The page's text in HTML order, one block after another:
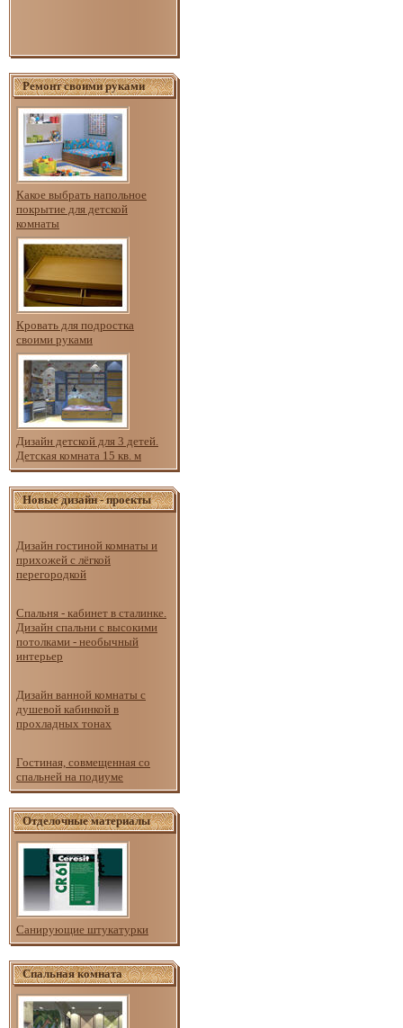
Ремонт своими руками
Какое выбрать напольное
покрытие для детской
комнаты
Кровать для подростка
своими руками
Дизайн детской для 3 детей.
Детская комната 15 кв. м
Новые дизайн - проекты
Дизайн гостиной комнаты и
прихожей с лёгкой
перегородкой
Спальня - кабинет в сталинке.
Дизайн спальни с высокими
потолками - необычный
интерьер
Дизайн ванной комнаты с
душевой кабинкой в
прохладных тонах
Гостиная, совмещенная со
спальней на подиуме
Отделочные материалы
Санирующие штукатурки
Спальная комната